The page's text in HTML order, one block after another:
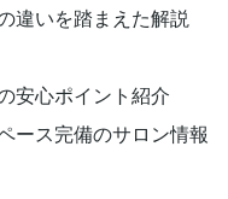
違いを踏まえた解説
安心ポイント紹介
ース完備のサロン情報